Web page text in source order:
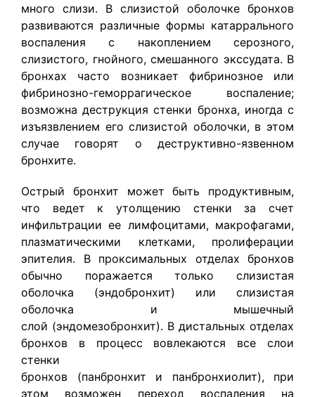
много слизи. В слизистой оболочке бронхов
развиваются различные формы катаррального
воспаления с накоплением серозного,
слизистого, гнойного, смешанного экссудата. В
бронхах часто возникает фибринозное или
фибринозно-геморрагическое воспаление;
возможна деструкция стенки бронха, иногда с
изъязвлением его слизистой оболочки, в этом
случае говорят о деструктивно-язвенном
бронхите.
Острый бронхит может быть продуктивным,
что ведет к утолщению стенки за счет
инфильтрации ее лимфоцитами, макрофагами,
плазматическими клетками, пролиферации
эпителия. В проксимальных отделах бронхов
обычно поражается только слизистая
оболочка (эндобронхит) или слизистая
оболочка и мышечный
слой (эндомезобронхит). В дистальных отделах
бронхов в процесс вовлекаются все слои
стенки
бронхов (панбронхит и панбронхиолит), при
этом возможен переход воспаления на